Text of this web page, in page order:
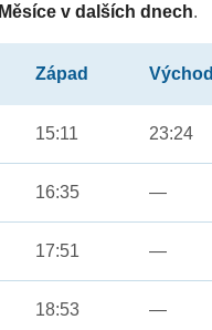
Měsíce v dalších dnech.
Západ Východ
15:11 23:24
16:35 —
17:51 —
18:53 —